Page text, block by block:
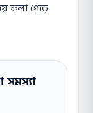
কলা পেড়ে
সমস্যা